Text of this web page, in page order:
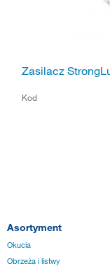
Zasilacz
Kod
Asortyment
Okucia
Obrzeża i listwy